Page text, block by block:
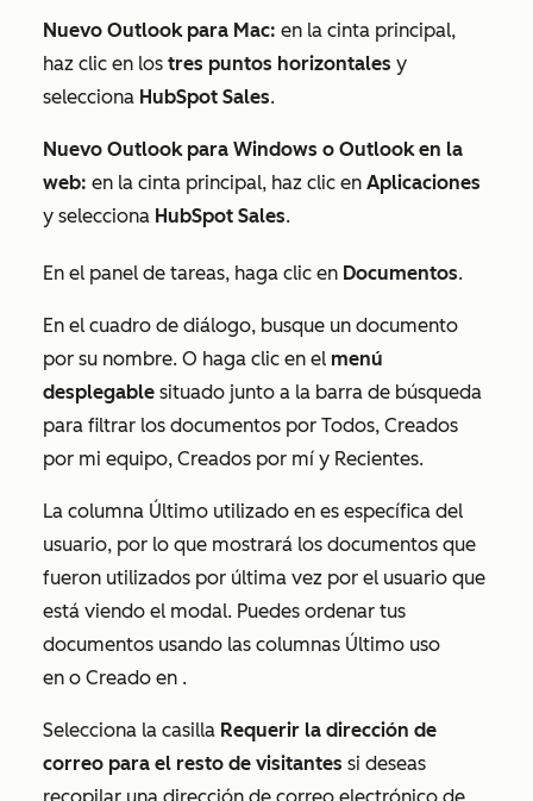
Nuevo Outlook para Mac: en la cinta principal,
haz clic en los tres puntos horizontales y
selecciona HubSpot Sales.
Nuevo Outlook para Windows o Outlook en la
web: en la cinta principal, haz clic en Aplicaciones
y selecciona HubSpot Sales.
En el panel de tareas, haga clic en Documentos.
En el cuadro de diálogo, busque un documento
por su nombre. O haga clic en el menú
desplegable situado junto a la barra de búsqueda
para filtrar los documentos por Todos, Creados
por mi equipo, Creados por mí y Recientes.
La columna Último utilizado en es específica del
usuario, por lo que mostrará los documentos que
fueron utilizados por última vez por el usuario que
está viendo el modal. Puedes ordenar tus
documentos usando las columnas Último uso
en o Creado en .
Selecciona la casilla Requerir la dirección de
correo para el resto de visitantes si deseas